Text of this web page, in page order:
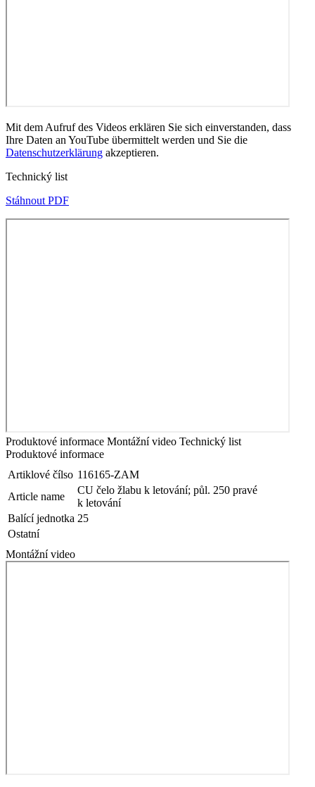
Mit dem Aufruf des Videos erklären Sie sich einverstanden, dass
Ihre Daten an YouTube übermittelt werden und Sie die
Datenschutzerklärung akzeptieren.
Technický list
Stáhnout PDF
Produktové informace Montážní video Technický list
Produktové informace
Artiklové čílso 116165-ZAM
Article name
CU čelo žlabu k letování; půl. 250 pravé
k letování
Balící jednotka 25
Ostatní
Montážní video